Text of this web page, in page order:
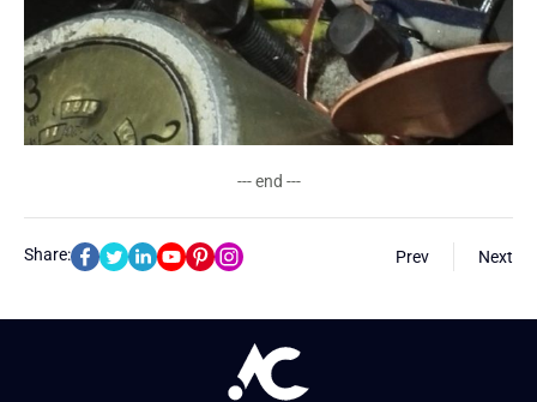
--- end ---
Share: Prev Next